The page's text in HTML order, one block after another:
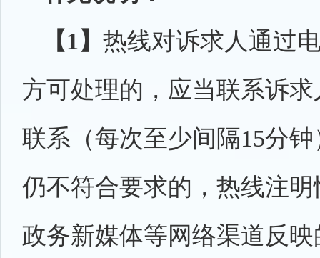
【1】 热线对诉求人通过
方可处理的，应当联系诉
联系（每次至少间隔15分
仍不符合要求的，热线注
政务新媒体等网络渠道反